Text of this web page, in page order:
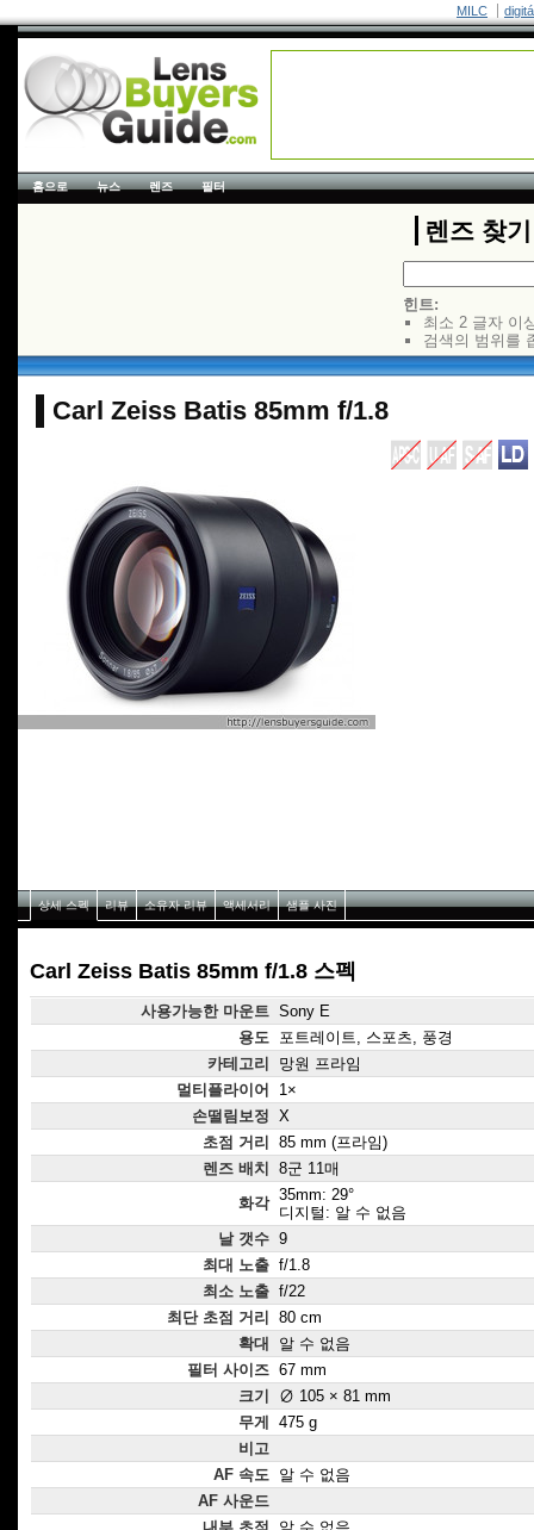
MILC
홈으로 뉴스 렌즈 필터
렌즈 찾기
힌트:
최소 2 글자 이
검색의 범위를
Carl Zeiss Batis 85mm f/1.8
상세 스펙 리뷰 소유자 리뷰 액세서리 샘플 사진
Carl Zeiss Batis 85mm f/1.8 스펙
사용가능한 마운트 Sony E
용도 포트레이트, 스포츠, 풍경
카테고리
망원 프라임
멀티플라이어
1×
손떨림보정 X
초점 거리
85 mm (프라임)
렌즈 배치
8군 11매
화각 35mm: 29°
디지털: 알 수 없음
날 갯수 9
최대 노출 f/1.8
최소 노출 f/22
최단 초점 거리
80 cm
확대
알 수 없음
필터 사이즈 67 mm
크기
∅ 105 × 81 mm
무게
475 g
비고
AF 속도 알 수 없음
AF 사운드